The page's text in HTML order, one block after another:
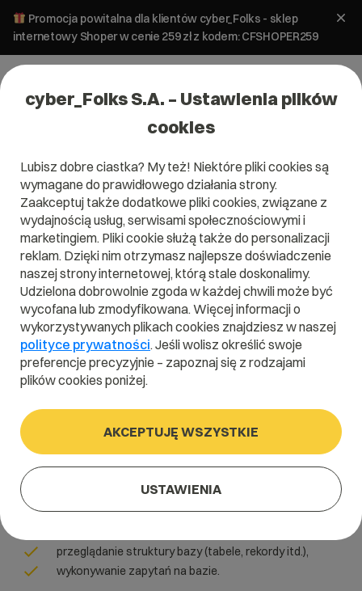
Promocja powitalna dla klientów cyber_Folks - sklep
internetowy Shoper w cenie 259 zł z kodem: CFSHOPER259
Pomoc»Serwery»Bazy danych »Jak wykonać
import/eksport (zrzut) bazy danych PostgreSQL
Jak wykonać import/eksport (zrzut)
bazy danych PostgreSQL
Serwer WebAs Bazy danych
Artykuł dla panelu:
Najprostszym sposobem na wykonanie importu/eksportu
bazy
PostgreSQL jest skorzystanie z panelu
phpPgAdmin (opcja zalecana dla niewielkich baz danych).
Umożliwia on między innymi:
przeglądanie struktury bazy (tabele, rekordy itd.),
wykonywanie zapytań na bazie.
cyber_Folks S.A. – Ustawienia plików
cookies
Lubisz dobre ciastka? My też! Niektóre pliki cookies są
wymagane do prawidłowego działania strony.
Zaakceptuj także dodatkowe pliki cookies, związane z
wydajnością usług, serwisami społecznościowymi i
marketingiem. Pliki cookie służą także do personalizacji
reklam. Dzięki nim otrzymasz najlepsze doświadczenie
naszej strony internetowej, którą stale doskonalimy.
Udzielona dobrowolnie zgoda w każdej chwili może być
wycofana lub zmodyfikowana. Więcej informacji o
wykorzystywanych plikach cookies znajdziesz w naszej
polityce prywatności. Jeśli wolisz określić swoje
preferencje precyzyjnie – zapoznaj się z rodzajami
plików cookies poniżej.
AKCEPTUJĘ WSZYSTKIE
USTAWIENIA